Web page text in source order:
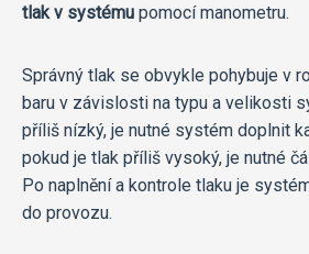
tlak v systému pomocí manometru.
Správný tlak se obvykle pohybuje v
baru v závislosti na typu a velikosti
příliš nízký, je nutné systém doplnit
pokud je tlak příliš vysoký, je nutné
Po naplnění a kontrole tlaku je
do provozu.